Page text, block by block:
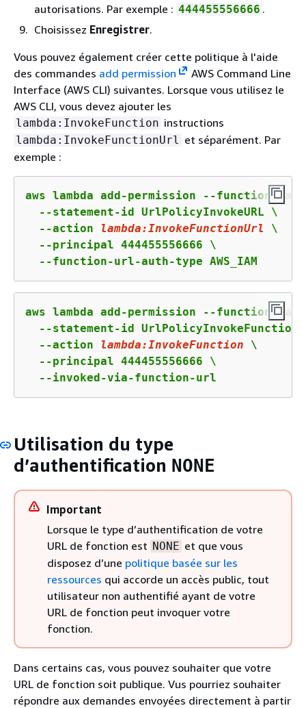
autorisations. Par exemple : 444455556666 .
Choisissez Enregistrer.
Vous pouvez également créer cette politique à l'aide
des commandes add permission
AWS Command Line
Interface (AWS CLI) suivantes. Lorsque vous utilisez le
AWS CLI, vous devez ajouter les
lambda:InvokeFunction instructions
lambda:InvokeFunctionUrl
et séparément. Par
exemple :
aws lambda add-permission --function-
  --statement-id UrlPolicyInvokeURL \
  --action
lambda:InvokeFunctionUrl
\
  --principal 444455556666 \
  --function-url-auth-type AWS_IAM
aws lambda add-permission --function-
--statement-id UrlPolicyInvokeFunction
  --action
lambda:InvokeFunction \
  --principal 444455556666 \
  --invoked-via-function-url
Utilisation du type
d’authentification NONE
Important
Lorsque le type d’authentification de votre
URL de fonction est NONE et que vous
disposez d’une politique basée sur les
ressources qui accorde un accès public, tout
utilisateur non authentifié ayant de votre
URL de fonction peut invoquer votre
fonction.
Dans certains cas, vous pouvez souhaiter que votre
URL de fonction soit publique. Vus pourriez souhaiter
répondre aux demandes envoyées directement à partir